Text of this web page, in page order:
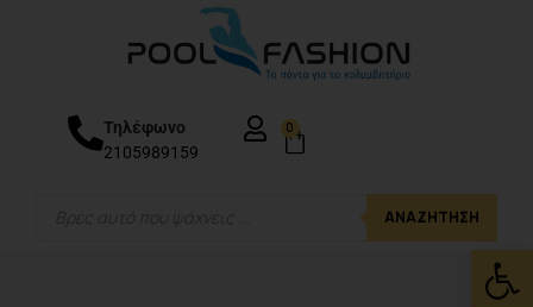
ΑΝΑΖΉΤΗΣΗ
Τηλέφωνο
2105989159
0